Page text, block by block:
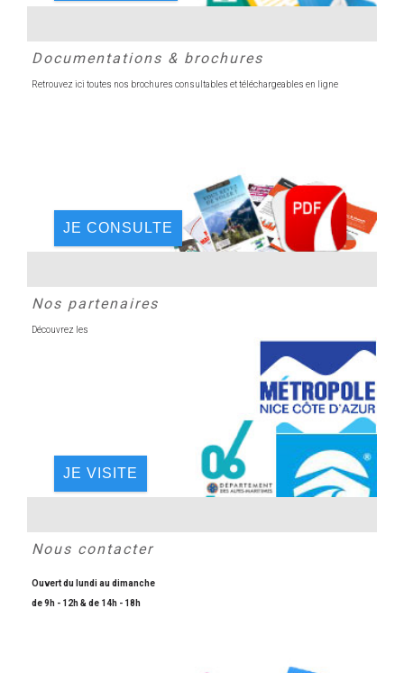
Documentations & brochures
Retrouvez ici toutes nos brochures consultables et téléchargeables en ligne
JE CONSULTE
Nos partenaires
Découvrez les
JE VISITE
Nous contacter
Ouvert du lundi au dimanche
de 9h - 12h & de 14h - 18h